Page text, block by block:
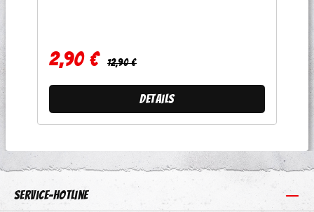
Verkaufspreis:
2,90 € Regulärer Preis:
12,90 €
Details
Service-Hotline